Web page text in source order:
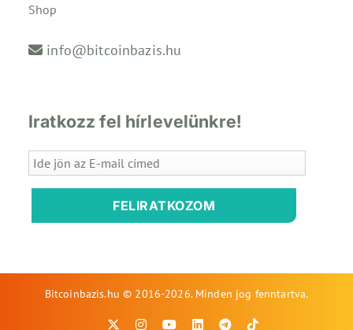
Shop
info@bitcoinbazis.hu
Iratkozz fel hírlevelünkre!
FELIRATKOZOM
Bitcoinbazis.hu © 2016-2026. Minden jog fenntartva.